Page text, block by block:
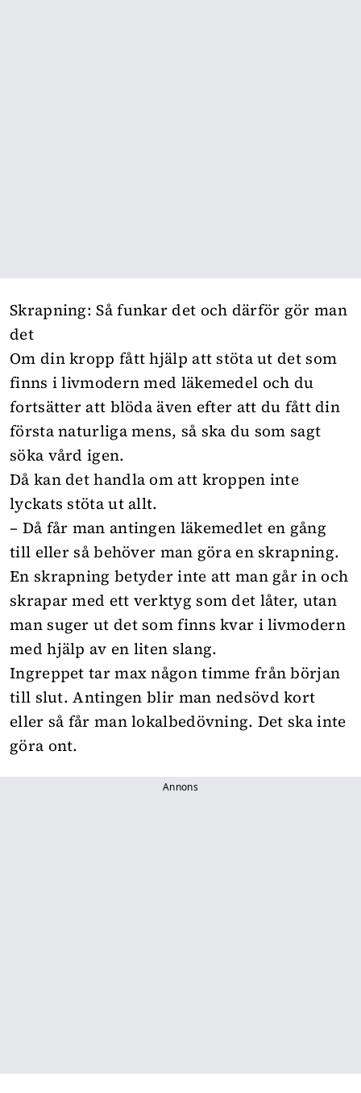
Skrapning: Så funkar det och därför gör man
det
Om din kropp fått hjälp att stöta ut det som
finns i livmodern med läkemedel och du
fortsätter att blöda även efter att du fått din
första naturliga mens, så ska du som sagt
söka vård igen.
Då kan det handla om att kroppen inte
lyckats stöta ut allt.
– Då får man antingen läkemedlet en gång
till eller så behöver man göra en skrapning.
En skrapning betyder inte att man går in och
skrapar med ett verktyg som det låter, utan
man suger ut det som finns kvar i livmodern
med hjälp av en liten slang.
Ingreppet tar max någon timme från början
till slut. Antingen blir man nedsövd kort
eller så får man lokalbedövning. Det ska inte
göra ont.
Annons